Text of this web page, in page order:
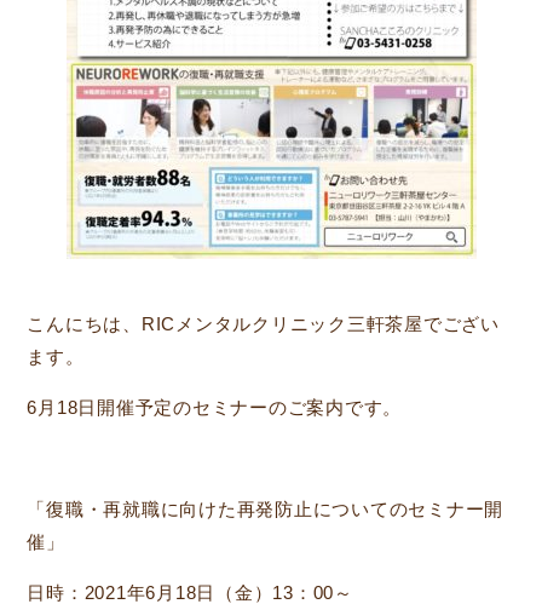
こんにちは、RICメンタルクリニック三軒茶屋でござい
ます。
6月18日開催予定のセミナーのご案内です。
「復職・再就職に向けた再発防止についてのセミナー開
催」
日時：2021年6月18日（金）13：00～